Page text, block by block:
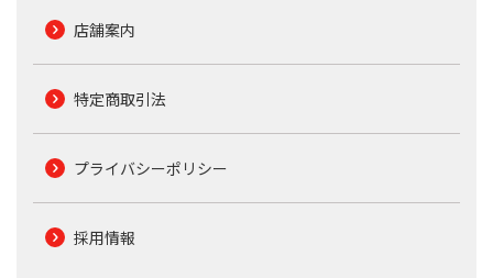
店舗案内
特定商取引法
プライバシーポリシー
採用情報